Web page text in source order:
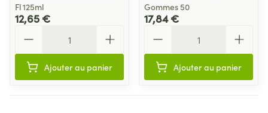
Fl 125ml
12,65 €
Ajouter au panier
Gommes 50
17,84 €
Ajouter au panier